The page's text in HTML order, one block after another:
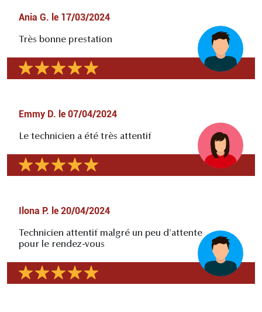
Ania G. le 17/03/2024
Très bonne prestation
Emmy D. le 07/04/2024
Le technicien a été très attentif
Ilona P. le 20/04/2024
Technicien attentif malgré un peu d'attente
pour le rendez-vous